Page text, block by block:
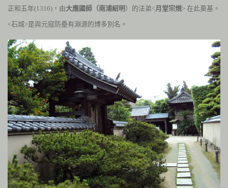
正和五年(1316) ，由大應國師（南浦紹明 ）的法弟<月堂宗規> 在此奠基。
<石城>是與元寇防壘有淵源的博多別名。